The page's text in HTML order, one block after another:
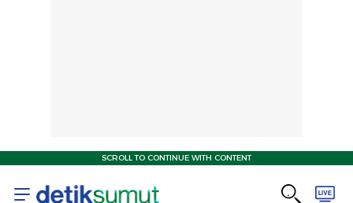
SCROLL TO CONTINUE WITH CONTENT